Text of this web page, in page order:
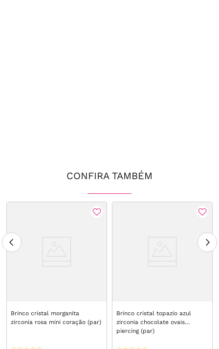
CONFIRA TAMBÉM
Brinco cristal morganita
zirconia rosa mini coração (par)
Brinco cristal topazio azul
zirconia chocolate ovais
piercing (par)